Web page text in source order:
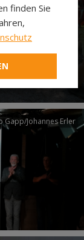
Gapp/Johannes Erler
finden Sie